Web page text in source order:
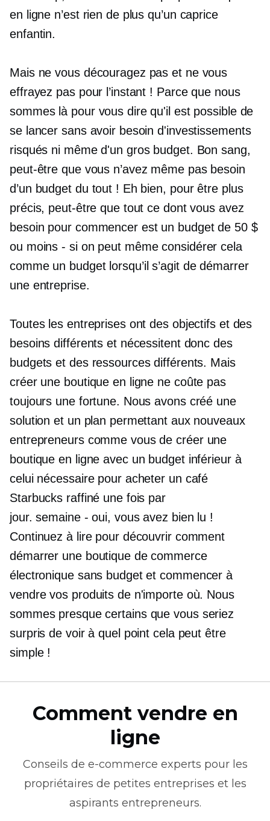
en ligne n’est rien de plus qu’un caprice
enfantin.
Mais ne vous découragez pas et ne vous
effrayez pas pour l’instant ! Parce que nous
sommes là pour vous dire qu'il est possible de
se lancer sans avoir besoin d'investissements
risqués ni même d'un gros budget. Bon sang,
peut-être que vous n’avez même pas besoin
d’un budget du tout ! Eh bien, pour être plus
précis, peut-être que tout ce dont vous avez
besoin pour commencer est un budget de 50 $
ou moins - sion peut même considérer cela
comme un budget lorsqu’il s’agit de démarrer
une entreprise.
Toutes les entreprises ont des objectifs et des
besoins différents et nécessitent donc des
budgets et des ressources différents. Mais
créer une boutique en ligne ne coûte pas
toujours une fortune. Nous avons créé une
solution et un plan permettant aux nouveaux
entrepreneurs comme vous de créer une
boutique en ligne avec un budget inférieur à
celui nécessaire pour acheter un café
Starbucks raffiné une fois par
jour.semaine - oui, vous avez bien lu !
Continuez à lire pour découvrir comment
démarrer une boutique de commerce
électronique sans budget et commencer à
vendre vos produits de n'importe où. Nous
sommes presque certains que vous seriez
surpris de voir à quel point cela peut être
simple !
Comment vendre en
ligne
Conseils de e-commerce experts pour les
propriétaires de petites entreprises et les
aspirants entrepreneurs.